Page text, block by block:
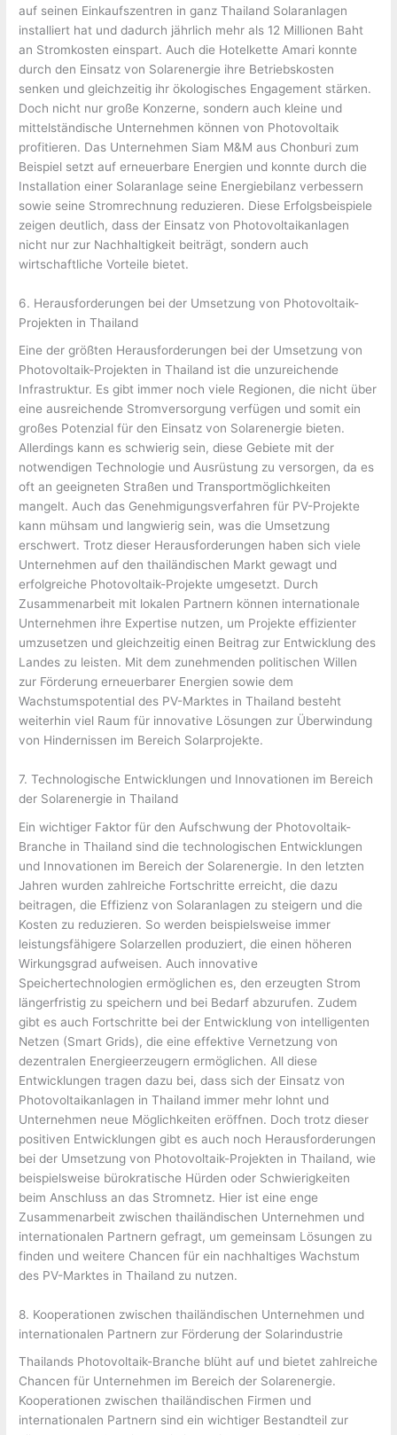
auf seinen Einkaufszentren in ganz Thailand Solaranlagen
installiert hat und dadurch jährlich mehr als 12 Millionen Baht
an Stromkosten einspart. Auch die Hotelkette Amari konnte
durch den Einsatz von Solarenergie ihre Betriebskosten
senken und gleichzeitig ihr ökologisches Engagement stärken.
Doch nicht nur große Konzerne, sondern auch kleine und
mittelständische Unternehmen können von Photovoltaik
profitieren. Das Unternehmen Siam M&M aus Chonburi zum
Beispiel setzt auf erneuerbare Energien und konnte durch die
Installation einer Solaranlage seine Energiebilanz verbessern
sowie seine Stromrechnung reduzieren. Diese Erfolgsbeispiele
zeigen deutlich, dass der Einsatz von Photovoltaikanlagen
nicht nur zur Nachhaltigkeit beiträgt, sondern auch
wirtschaftliche Vorteile bietet.
6. Herausforderungen bei der Umsetzung von Photovoltaik-
Projekten in Thailand
Eine der größten Herausforderungen bei der Umsetzung von
Photovoltaik-Projekten in Thailand ist die unzureichende
Infrastruktur. Es gibt immer noch viele Regionen, die nicht über
eine ausreichende Stromversorgung verfügen und somit ein
großes Potenzial für den Einsatz von Solarenergie bieten.
Allerdings kann es schwierig sein, diese Gebiete mit der
notwendigen Technologie und Ausrüstung zu versorgen, da es
oft an geeigneten Straßen und Transportmöglichkeiten
mangelt. Auch das Genehmigungsverfahren für PV-Projekte
kann mühsam und langwierig sein, was die Umsetzung
erschwert. Trotz dieser Herausforderungen haben sich viele
Unternehmen auf den thailändischen Markt gewagt und
erfolgreiche Photovoltaik-Projekte umgesetzt. Durch
Zusammenarbeit mit lokalen Partnern können internationale
Unternehmen ihre Expertise nutzen, um Projekte effizienter
umzusetzen und gleichzeitig einen Beitrag zur Entwicklung des
Landes zu leisten. Mit dem zunehmenden politischen Willen
zur Förderung erneuerbarer Energien sowie dem
Wachstumspotential des PV-Marktes in Thailand besteht
weiterhin viel Raum für innovative Lösungen zur Überwindung
von Hindernissen im Bereich Solarprojekte.
7. Technologische Entwicklungen und Innovationen im Bereich
der Solarenergie in Thailand
Ein wichtiger Faktor für den Aufschwung der Photovoltaik-
Branche in Thailand sind die technologischen Entwicklungen
und Innovationen im Bereich der Solarenergie. In den letzten
Jahren wurden zahlreiche Fortschritte erreicht, die dazu
beitragen, die Effizienz von Solaranlagen zu steigern und die
Kosten zu reduzieren. So werden beispielsweise immer
leistungsfähigere Solarzellen produziert, die einen höheren
Wirkungsgrad aufweisen. Auch innovative
Speichertechnologien ermöglichen es, den erzeugten Strom
längerfristig zu speichern und bei Bedarf abzurufen. Zudem
gibt es auch Fortschritte bei der Entwicklung von intelligenten
Netzen (Smart Grids), die eine effektive Vernetzung von
dezentralen Energieerzeugern ermöglichen. All diese
Entwicklungen tragen dazu bei, dass sich der Einsatz von
Photovoltaikanlagen in Thailand immer mehr lohnt und
Unternehmen neue Möglichkeiten eröffnen. Doch trotz dieser
positiven Entwicklungen gibt es auch noch Herausforderungen
bei der Umsetzung von Photovoltaik-Projekten in Thailand, wie
beispielsweise bürokratische Hürden oder Schwierigkeiten
beim Anschluss an das Stromnetz. Hier ist eine enge
Zusammenarbeit zwischen thailändischen Unternehmen und
internationalen Partnern gefragt, um gemeinsam Lösungen zu
finden und weitere Chancen für ein nachhaltiges Wachstum
des PV-Marktes in Thailand zu nutzen.
8. Kooperationen zwischen thailändischen Unternehmen und
internationalen Partnern zur Förderung der Solarindustrie
Thailands Photovoltaik-Branche blüht auf und bietet zahlreiche
Chancen für Unternehmen im Bereich der Solarenergie.
Kooperationen zwischen thailändischen Firmen und
internationalen Partnern sind ein wichtiger Bestandteil zur